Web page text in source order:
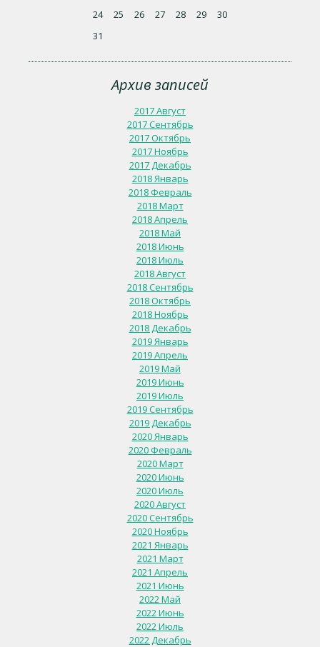
24
25 26 27 28 29
30
31
Архив записей
2017 Август
2017 Сентябрь
2017 Октябрь
2017 Ноябрь
2017 Декабрь
2018 Январь
2018 Февраль
2018 Март
2018 Апрель
2018 Май
2018 Июнь
2018 Июль
2018 Август
2018 Сентябрь
2018 Октябрь
2018 Ноябрь
2018 Декабрь
2019 Январь
2019 Апрель
2019 Май
2019 Июнь
2019 Июль
2019 Сентябрь
2019 Декабрь
2020 Январь
2020 Февраль
2020 Март
2020 Июнь
2020 Июль
2020 Август
2020 Сентябрь
2020 Ноябрь
2021 Январь
2021 Март
2021 Апрель
2021 Июнь
2022 Май
2022 Июнь
2022 Июль
2022 Декабрь